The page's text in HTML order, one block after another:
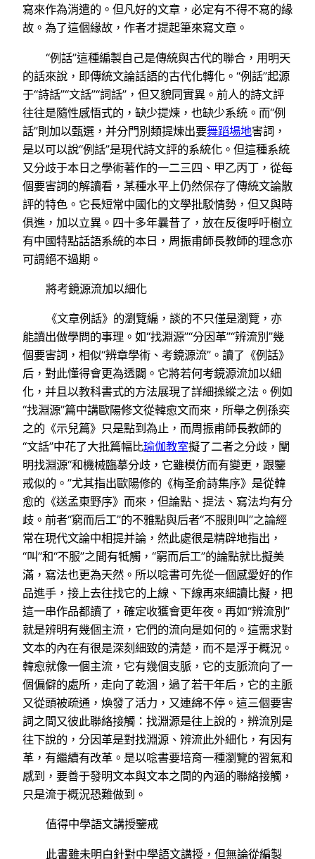
寫來作為消遣的。但凡好的文章，必定有不得不寫的緣
故。為了這個緣故，作者才提起筆來寫文章。
“例話”這種編製自己是傳統與古代的聯合，用明天
的話來說，即傳統文論話語的古代化轉化。“例話”起源
于“詩話”“文話”“詞話”，但又貌同實異。前人的詩文評
往往是隨性感悟式的，缺少提煉，也缺少系統。而“例
話”則加以甄選，并分門別類提煉出要舞蹈場地害詞，
是以可以說“例話”是現代詩文評的系統化。但這種系統
又分歧于本日之學術著作的一二三四、甲乙丙丁，從每
個要害詞的解讀看，某種水平上仍然保存了傳統文論散
評的特色。它長短常中國化的文學批駁情勢，但又與時
俱進，加以立異。四十多年曩昔了，放在反復呼吁樹立
有中國特點話語系統的本日，周振甫師長教師的理念亦
可謂絕不過期。
將考鏡源流加以細化
《文章例話》的瀏覽編，談的不只僅是瀏覽，亦
能讀出做學問的事理。如“找淵源”“分因革”“辨流別”幾
個要害詞，相似“辨章學術、考鏡源流”。讀了《例話》
后，對此懂得會更為透闢。它將若何考鏡源流加以細
化，并且以教科書式的方法展現了詳細操縱之法。例如
“找淵源”篇中講歐陽修文從韓愈文而來，所舉之例孫奕
之的《示兒篇》只是點到為止，而周振甫師長教師的
“文話”中花了大批篇幅比瑜伽教室擬了二者之分歧，闡
明找淵源“和機械臨摹分歧，它雖模仿而有變更，跟鑒
戒似的。”尤其指出歐陽修的《梅圣俞詩集序》是從韓
愈的《送孟東野序》而來，但論點、提法、寫法均有分
歧。前者“窮而后工”的不雅點與后者“不服則叫”之論經
常在現代文論中相提并論，然此處很是精辟地指出，
“叫”和“不服”之間有牴觸，“窮而后工”的論點就比擬美
滿，寫法也更為天然。所以唸書可先從一個感愛好的作
品進手，接上去往找它的上線、下線再來細讀比擬，把
這一串作品都讀了，確定收獲會更年夜。再如“辨流別”
就是辨明有幾個主流，它們的流向是如何的。這需求對
文本的內在有很是深刻細致的清楚，而不是浮于概況。
韓愈就像一個主流，它有幾個支脈，它的支脈流向了一
個偏僻的處所，走向了乾涸，過了若干年后，它的主脈
又從頭被疏通，煥發了活力，又連綿不停。這三個要害
詞之間又彼此聯絡接觸：找淵源是往上說的，辨流別是
往下說的，分因革是對找淵源、辨流此外細化，有因有
革，有繼續有改革。是以唸書要培育一種瀏覽的習氣和
感到，要善于發明文本與文本之間的內涵的聯絡接觸，
只是流于概況恐難做到。
值得中學語文講授鑒戒
此書雖未明白針對中學語文講授，但無論從編製